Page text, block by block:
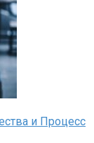
и Процесс